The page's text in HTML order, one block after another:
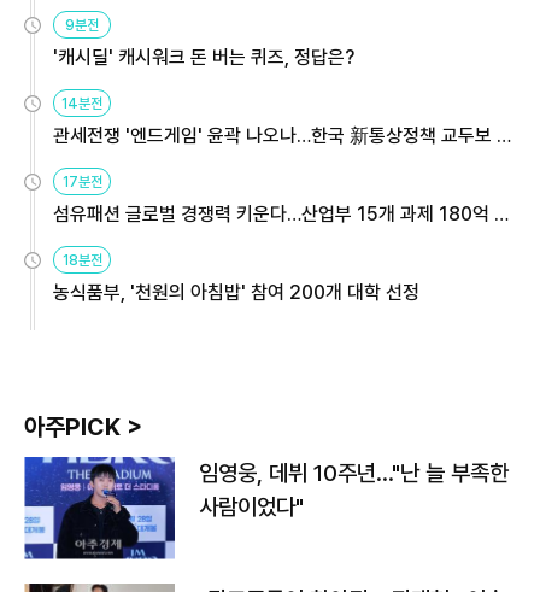
9분전
'캐시딜' 캐시워크 돈 버는 퀴즈, 정답은?
14분전
관세전쟁 '엔드게임' 윤곽 나오나…한국 新통상정책 교두보 활
17분전
섬유패션 글로벌 경쟁력 키운다…산업부 15개 과제 180억 지
18분전
농식품부, '천원의 아침밥' 참여 200개 대학 선정
아주PICK >
임영웅, 데뷔 10주년…"난 늘 부족한
사람이었다"